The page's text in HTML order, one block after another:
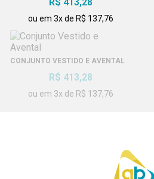
ou em 3x de R$ 137,76
CONJUNTO VESTIDO E AVENTAL
R$ 413,28
ou em 3x de R$ 137,76